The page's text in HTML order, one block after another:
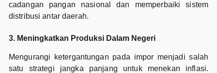
cadangan pangan nasional dan memperbaiki sistem
distribusi antar daerah.
3. Meningkatkan Produksi Dalam Negeri
Mengurangi ketergantungan pada impor menjadi salah
satu strategi jangka panjang untuk menekan inflasi.